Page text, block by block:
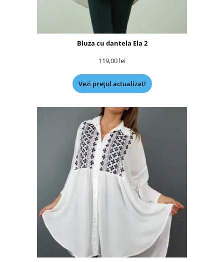
Bluza cu dantela Ela 2
119,00 lei
Vezi prețul actualizat!